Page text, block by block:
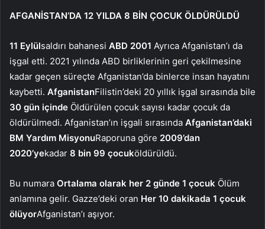
AFGANİSTAN’DA 12 YILDA 8 BİN ÇOCUK ÖLDÜRÜLDÜ
11 Eylülsaldırı bahanesi ABD 2001 Ayrıca Afganistan’ı da
işgal etti. 2021 yılında ABD birliklerinin geri çekilmesine
kadar geçen süreçte Afganistan’da binlerce insan hayatını
kaybetti. AfganistanFilistin’deki 20 yıllık işgal sırasında bile
30 gün içinde Öldürülen çocuk sayısı kadar çocuk da
öldürülmedi. Afganistan’ın işgali sırasında Afganistan’daki
BM Yardım MisyonuRaporuna göre 2009’dan
2020’yekadar 8 bin 99 çocuköldürüldü.
Bu numara Ortalama olarak her 2 günde 1 çocuk Ölüm
anlamına gelir. Gazze’deki oran Her 10 dakikada 1 çocuk
ölüyorAfganistan’ı aşıyor.